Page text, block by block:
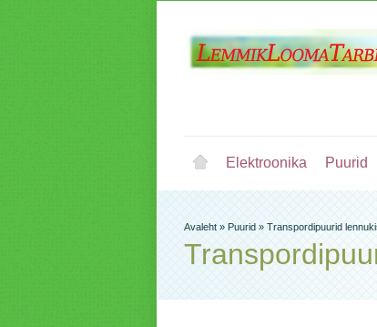
Elektroonika Puurid
Avaleht » Puurid » Transpordipuurid